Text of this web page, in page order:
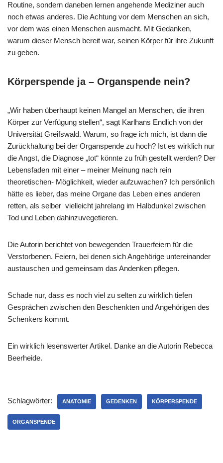
Routine, sondern daneben lernen angehende Mediziner auch
noch etwas anderes. Die Achtung vor dem Menschen an sich,
vor dem was einen Menschen ausmacht. Mit Gedanken,
warum dieser Mensch bereit war, seinen Körper für ihre Zukunft
zu geben.
Körperspende ja – Organspende nein?
„Wir haben überhaupt keinen Mangel an Menschen, die ihren
Körper zur Verfügung stellen“, sagt Karlhans Endlich von der
Universität Greifswald. Warum, so frage ich mich, ist dann die
Zurückhaltung bei der Organspende zu hoch? Ist es wirklich nur
die Angst, die Diagnose „tot“ könnte zu früh gestellt werden? Der
Lebensfaden mit einer – meiner Meinung nach rein
theoretischen- Möglichkeit, wieder aufzuwachen? Ich persönlich
hätte es lieber, das meine Organe das Leben eines anderen
retten, als selber vielleicht jahrelang im Halbdunkel zwischen
Tod und Leben dahinzuvegetieren.
Die Autorin berichtet von bewegenden Trauerfeiern für die
Verstorbenen. Feiern, bei denen sich Angehörige untereinander
austauschen und gemeinsam das Andenken pflegen.
Schade nur, dass es noch viel zu selten zu wirklich tiefen
Gesprächen zwischen den Beschenkten und Angehörigen des
Schenkers kommt.
Ein wirklich lesenswerter Artikel. Danke an die Autorin Rebecca
Beerheide.
Schlagwörter: ANATOMIE GEDENKEN KÖRPERSPENDE
ORGANSPENDE